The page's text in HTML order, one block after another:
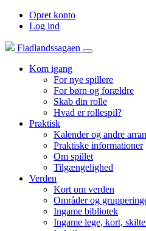
Opret konto
Log ind
Fladlandssagaen
Kom igang
For nye spillere
For børn og forældre
Skab din rolle
Hvad er rollespil?
Praktisk
Kalender og andre
Praktiske informationer
Om spillet
Tilgængelighed
Verden
Kort om verden
Områder og
Ingame bibliotek
Ingame lege, kort,